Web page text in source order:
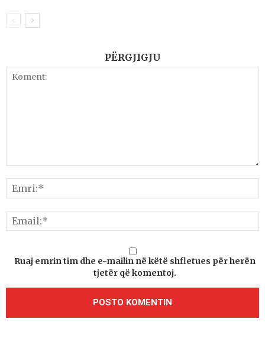
PËRGJIGJU
Ruaj emrin tim dhe e-mailin në këtë shfletues për herën
tjetër që komentoj.